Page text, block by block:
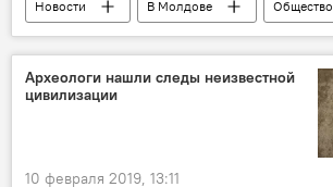
Новости В Молдове
Общество
Общество
В мире
Археологи нашли следы неизвестной
цивилизации
10 февраля 2019, 13:11